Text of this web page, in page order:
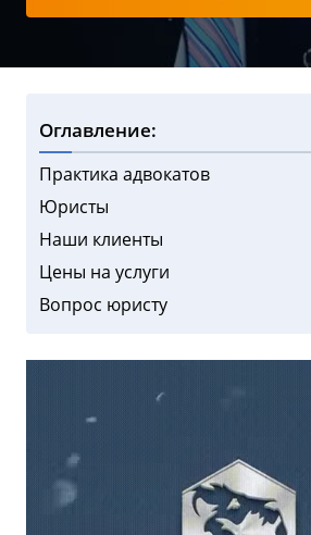
Оглавление:
Практика адвокатов
Юристы
Наши клиенты
Цены на услуги
Вопрос юристу